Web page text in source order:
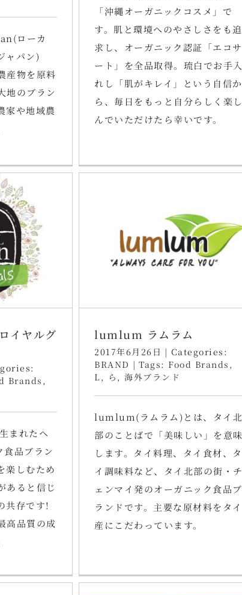
ローカ
ャパン)
産物を原料
地のブラン
家や地域農
「沖縄オーガニックコスメ」で
す。肌と環境へのやさしさをも追
求し、オーガニック認証「エコサ
ート」を全品取得。琉白でお手入
れし「肌がキレイ」という自信か
ら、毎日をもっと自分らしく楽し
んでいただけたら幸いです。
イヤルグ
Brands ,
まれたヘ
品ブラン
楽しむため
あると信じ
共存です!
高品質の成
lumlum ラムラム
2017年6月26日 | Categories:
BRAND | Tags: Food Brands ,
L , ら , 海外ブランド
lumlum(ラムラム)とは、タイ北
部のことばで「美味しい」を意味
します。タイ料理、タイ食材、タ
イ調味料など、タイ北部の街・チ
ェンマイ発のオーガニック食品ブ
ランドです。主要な原材料をタイ
産にこだわっています。